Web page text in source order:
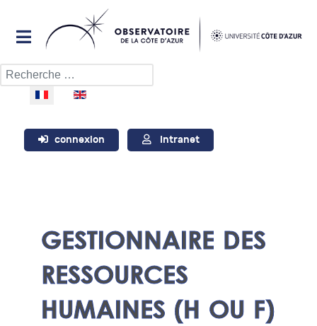
Rechercher
Sélectionnez votre langue
connexion Intranet
GESTIONNAIRE DES
RESSOURCES
HUMAINES (H OU F)